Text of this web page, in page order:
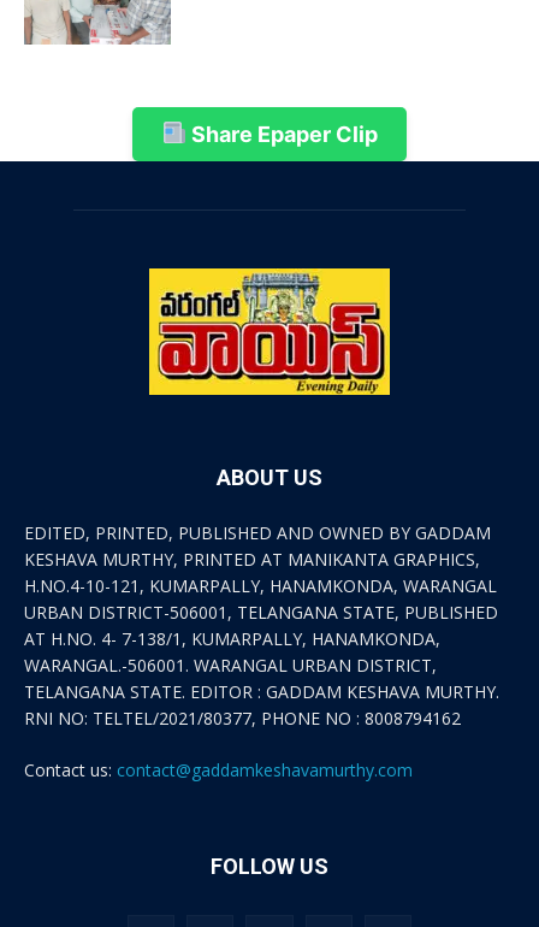
Share Epaper Clip
ABOUT US
EDITED, PRINTED, PUBLISHED AND OWNED BY GADDAM
KESHAVA MURTHY, PRINTED AT MANIKANTA GRAPHICS,
H.NO.4-10-121, KUMARPALLY, HANAMKONDA, WARANGAL
URBAN DISTRICT-506001, TELANGANA STATE, PUBLISHED
AT H.NO. 4- 7-138/1, KUMARPALLY, HANAMKONDA,
WARANGAL.-506001. WARANGAL URBAN DISTRICT,
TELANGANA STATE. EDITOR : GADDAM KESHAVA MURTHY.
RNI NO: TELTEL/2021/80377, PHONE NO : 8008794162
Contact us: contact@gaddamkeshavamurthy.com
FOLLOW US